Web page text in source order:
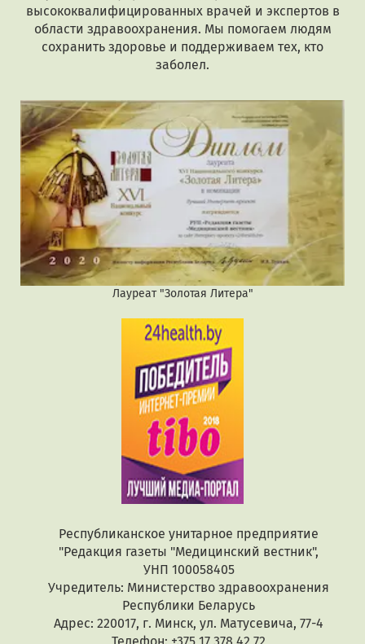
высококвалифицированных врачей и экспертов в
области здравоохранения. Мы помогаем людям
сохранить здоровье и поддерживаем тех, кто
заболел.
Лауреат "Золотая Литера"
Республиканское унитарное предприятие
"Редакция газеты "Медицинский вестник",
УНП 100058405
Учредитель: Министерство здравоохранения
Республики Беларусь
Адрес: 220017, г. Минск, ул. Матусевича, 77-4